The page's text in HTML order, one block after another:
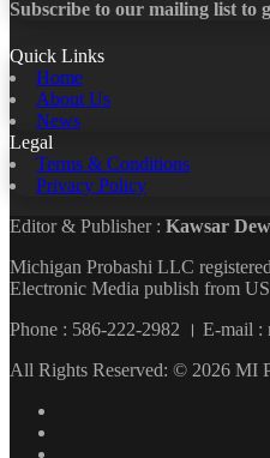
Subscribe to our mailing list to
Quick Links
Home
About Us
News
Legal
Terms & Conditions
Privacy Policy
Editor & Publisher : Kawsar
Michigan Probashi LLC
Electronic Media publish from
Phone : 586-222-2982 । E-mail :
All Rights Reserved: © 2026 MI